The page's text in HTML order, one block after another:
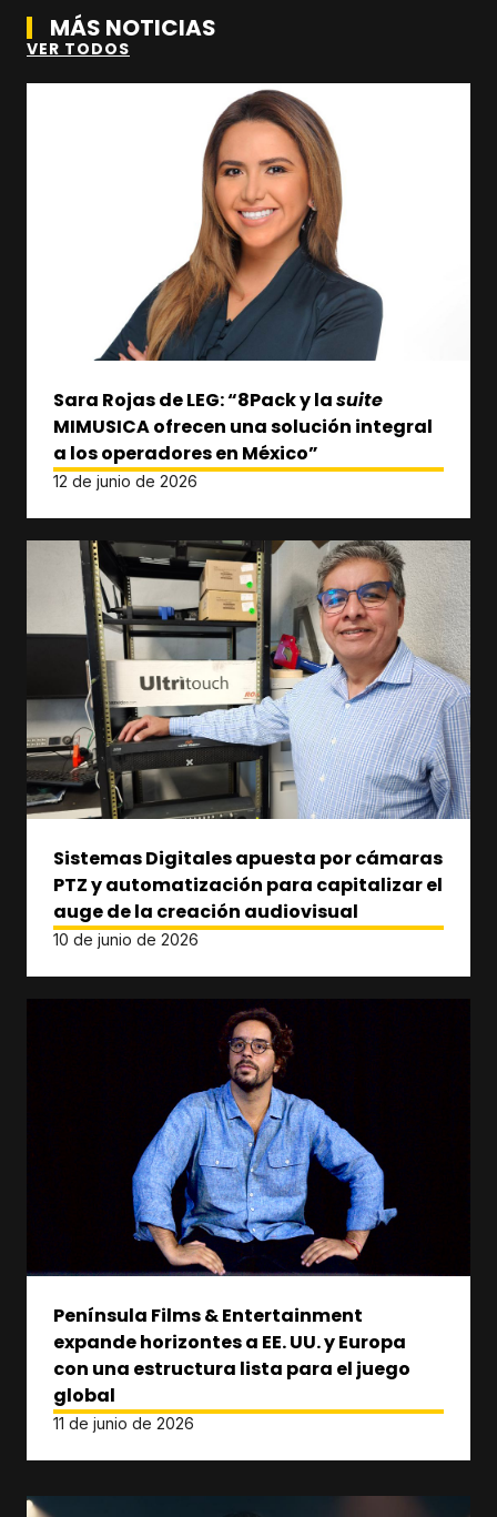
MÁS NOTICIAS
VER TODOS
Sara Rojas de LEG: “8Pack y lasuite
MIMUSICA ofrecen una solución integral
a los operadores en México”
12 de junio de 2026
Sistemas Digitales apuesta por cámaras
PTZ y automatización para capitalizar el
auge de la creación audiovisual
10 de junio de 2026
Península Films & Entertainment
expande horizontes a EE. UU. y Europa
con una estructura lista para el juego
global
11 de junio de 2026